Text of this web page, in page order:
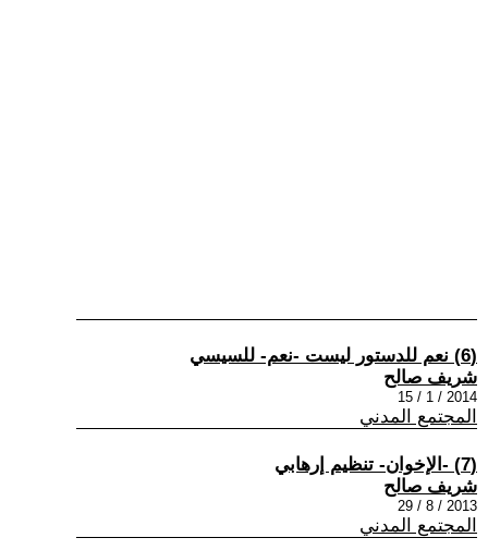
(6) نعم للدستور ليست -نعم- للسيسي
شريف صالح
2014 / 1 / 15
المجتمع المدني
(7) -الإخوان- تنظيم إرهابي
شريف صالح
2013 / 8 / 29
المجتمع المدني